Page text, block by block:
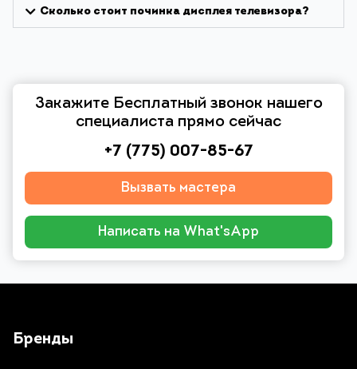
Сколько стоит починка дисплея телевизора?
Закажите Бесплатный звонок нашего
специалиста прямо сейчас
+7 (775) 007-85-67
Вызвать мастера
Написать на What'sApp
Бренды